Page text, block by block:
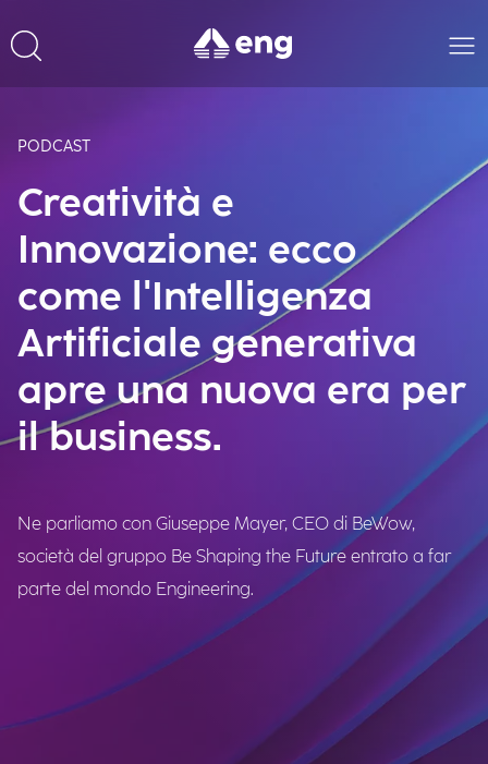
PODCAST
Creatività e
Innovazione: ecco
come l'Intelligenza
Artificiale generativa
apre una nuova era per
il business.
Ne parliamo con Giuseppe Mayer, CEO di BeWow,
società del gruppo Be Shaping the Future entrato a far
parte del mondo Engineering.